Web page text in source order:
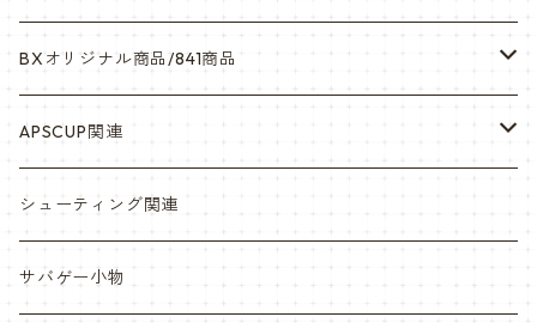
BXオリジナル商品/841商品
シール・ステッカー（UV加工）
缶バッチ
帽子・Tシャツ・エプロン
APSCUP関連
岡崎APS部
本体・BB弾・小物類
シューティング関連
サバゲー小物